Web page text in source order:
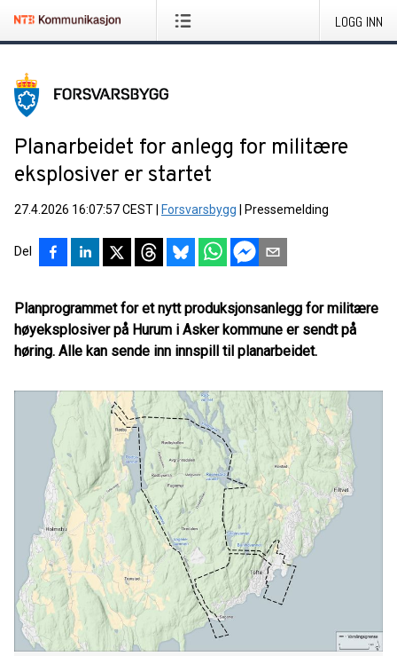
LOGG INN
Planarbeidet for anlegg for militære
eksplosiver er startet
27.4.2026 16:07:57 CEST Forsvarsbygg Pressemelding
Del
Planprogrammet for et nytt produksjonsanlegg for militære
høyeksplosiver på Hurum i Asker kommune er sendt på
høring. Alle kan sende inn innspill til planarbeidet.